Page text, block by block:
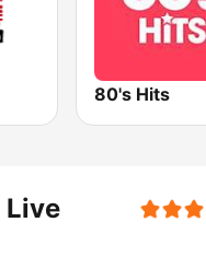
80's Hits
Live